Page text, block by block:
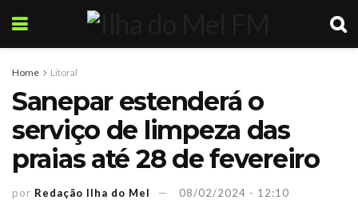
Home Litoral
Sanepar estenderá o
serviço de limpeza das
praias até 28 de fevereiro
por Redação Ilha do Mel 08/02/2024 - 12:10